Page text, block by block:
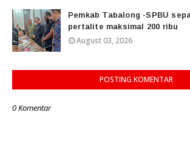
Pemkab Tabalong -SPBU
pertalite maksimal 200 ribu
August 03, 2026
POSTING KOMENTAR
0 Komentar